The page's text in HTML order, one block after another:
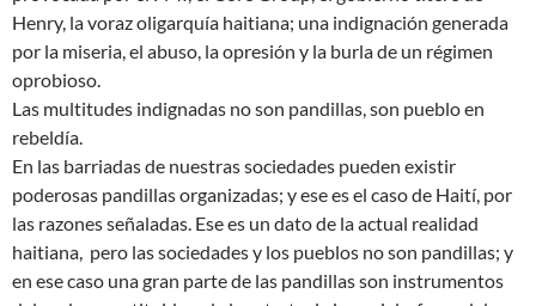
Henry, la voraz oligarquía haitiana; una indignación generada
por la miseria, el abuso, la opresión y la burla de un régimen
oprobioso.
Las multitudes indignadas no son pandillas, son pueblo en
rebeldía.
En las barriadas de nuestras sociedades pueden existir
poderosas pandillas organizadas; y ese es el caso de Haití, por
las razones señaladas. Ese es un dato de la actual realidad
haitiana, pero las sociedades y los pueblos no son pandillas; y
en ese caso una gran parte de las pandillas son instrumentos